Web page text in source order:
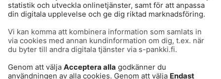
Användarvillkor
Dataskydd